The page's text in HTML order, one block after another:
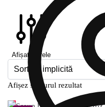
Afișați filtrele
Afișez singurul rezultat